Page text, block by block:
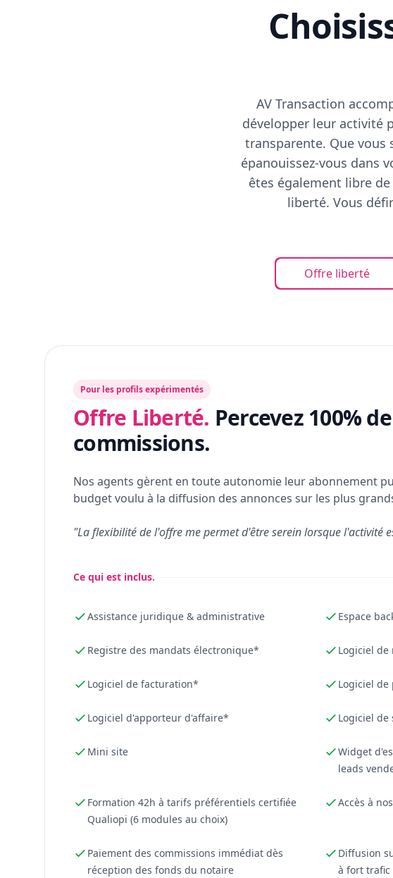
AV Transaction
développer leur activité
transparente. Que vous
épanouissez-vous dans
êtes également libre
liberté. Vous
Offre liberté
Pour les profils expérimentés
Offre Liberté. Percevez 100%
commissions.
Nos agents gèrent en toute autonomie leur abonnement
budget voulu à la diffusion des annonces sur les plus
"La flexibilité de l'offre me permet d'être serein lorsque l'activité
Ce qui est inclus.
Assistance juridique & administrative Espace
Registre des mandats électronique* Logiciel
Logiciel de facturation* Logiciel
Logiciel d'apporteur d'affaire* Logiciel
Mini site
Widget
leads
Formation 42h à tarifs préférentiels certifiée
Qualiopi (6 modules au choix)
Accès à
Paiement des commissions immédiat dès
réception des fonds du notaire
Diffusion
à fort trafic